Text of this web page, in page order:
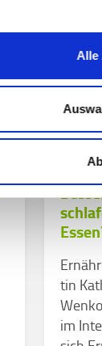
Alle
tin
im